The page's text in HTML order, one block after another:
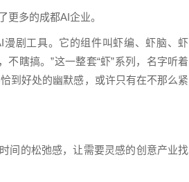
多的成都AI企业。
剧工具。它的组件叫虾编、虾脑、虾
瞎搞。”这一整套“虾”系列，名字听着
到好处的幽默感，或许只有在不那么紧
的松弛感，让需要灵感的创意产业找